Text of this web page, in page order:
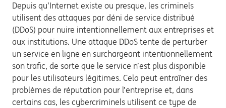
Depuis qu’Internet existe ou presque, les criminels
utilisent des attaques par déni de service distribué
(DDoS) pour nuire intentionnellement aux entreprises et
aux institutions. Une attaque DDoS tente de perturber
un service en ligne en surchargeant intentionnellement
son trafic, de sorte que le service n’est plus disponible
pour les utilisateurs légitimes. Cela peut entraîner des
problèmes de réputation pour l’entreprise et, dans
certains cas, les cybercriminels utilisent ce type de